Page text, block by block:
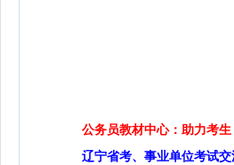
公务员教材中心：助力考
辽宁省考、事业单位考试